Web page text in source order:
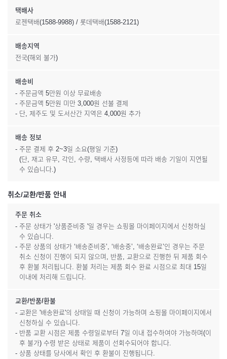
택배사
로젠택배(1588-9988) / 롯데택배(1588-2121)
배송지역
전국(해외 불가)
배송비
- 주문금액 5만원 이상 무료배송
- 주문금액 5만원 미만 3,000원 선불 결제
- 단, 제주도 및 도서산간 지역은 4,000원 추가
배송 정보
- 주문 결제 후 2~3일 소요(평일 기준)
(단, 재고 유무, 각인, 수량, 택배사 사정등에 따라 배송 기일이 지연될
수 있습니다.)
취소/교환/반품 안내
주문 취소
- 주문 상태가 '상품준비중 '일 경우는 쇼핑몰 마이페이지에서 신청하실
수 있습니다.
- 주문 상품의 상태가 ‘배송준비중’, ‘배송중’, ‘배송완료’인 경우는 주문
취소 신청이 진행이 되지 않으며, 반품, 교환으로 진행한 뒤 제품 회수
후 환불 처리됩니다. 환불 처리는 제품 회수 완료 시점으로 최대 15일
이내에 처리해 드립니다.
교환/반품/환불
- 교환은 '배송완료'의 상태일 때 신청이 가능하며 쇼핑몰 마이페이지에서
신청하실 수 있습니다.
- 반품 교환 시점은 제품 수령일로부터 7일 이내 접수하여야 가능하며(이
후 불가) 수령 받은 상태로 제품이 선회수되어야 합니다.
- 상품 상태를 당사에서 확인 후 환불이 진행됩니다.